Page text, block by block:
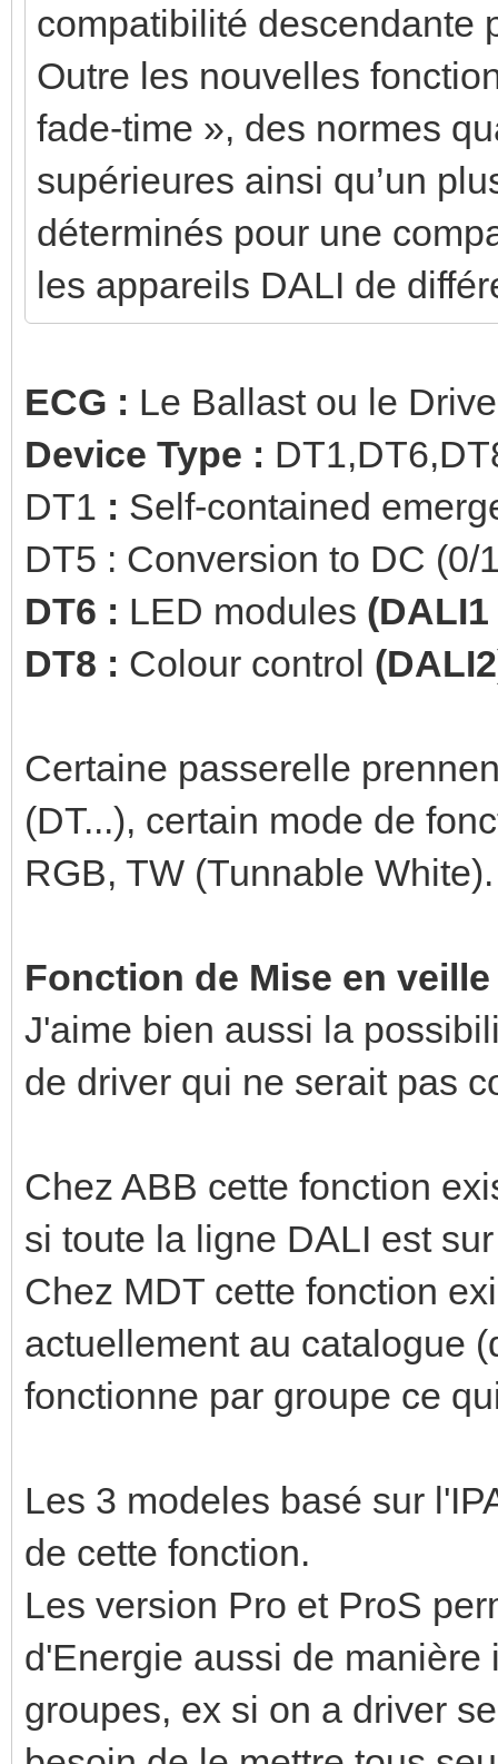
compatibilité descendante
Outre les nouvelles
fade-time », des normes
supérieures ainsi qu’un
déterminés pour une
les appareils DALI de
ECG : Le Ballast ou le
Device Type :
DT1 : Self-contained
DT5 : Conversion to DC (0/
DT6 : LED modules
DT8 : Colour control
Certaine passerelle
(DT...), certain mode de
RGB, TW (Tunnable White).
Fonction de Mise en
J'aime bien aussi la
de driver qui ne serait pas
Chez ABB cette fonction
si toute la ligne DALI est
Chez MDT cette fonction
actuellement au catalogue
fonctionne par groupe ce
Les 3 modeles basé sur
de cette fonction.
Les version Pro et ProS
d'Energie aussi de
groupes, ex si on a driver